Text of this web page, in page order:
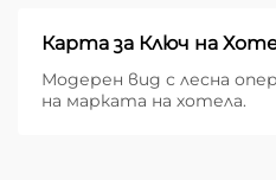
Карта за Ключ на
Модерен вид с лесна
на марката на хотела.